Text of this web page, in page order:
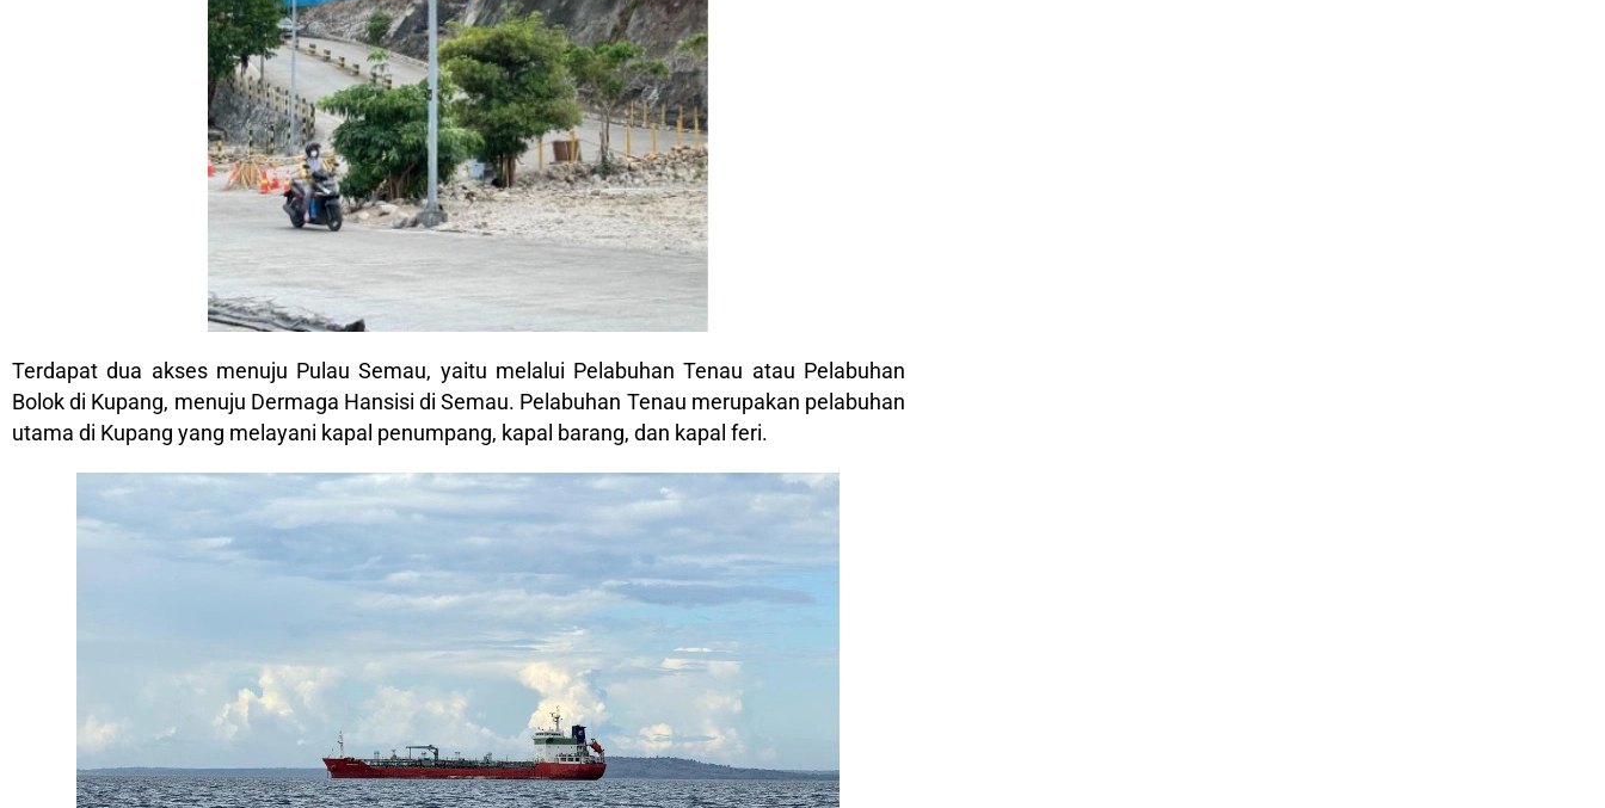
Terdapat dua akses menuju Pulau Semau, yaitu melalui Pelabuhan Tenau atau Pelabuhan
Bolok di Kupang, menuju Dermaga Hansisi di Semau. Pelabuhan Tenau merupakan pelabuhan
utama di Kupang yang melayani kapal penumpang, kapal barang, dan kapal feri.